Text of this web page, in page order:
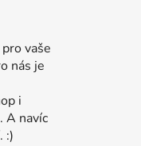
vaše
nás je
i
A navíc
:)